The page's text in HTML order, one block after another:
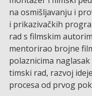
na osmišljavanju i
i prikazivačkih
rad s filmskim
mentorirao brojne
polaznicima
timski rad, razvoj
procesa od prvog